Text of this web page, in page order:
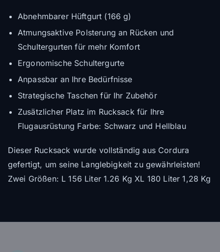
Abnehmbarer Hüftgurt (166 g)
Atmungsaktive Polsterung an Rücken und
Schultergurten für mehr Komfort
Ergonomische Schultergurte
Anpassbar an Ihre Bedürfnisse
Strategische Taschen für Ihr Zubehör
Zusätzlicher Platz im Rucksack für Ihre
Flugausrüstung Farbe: Schwarz und Hellblau
Dieser Rucksack wurde vollständig aus Cordura
gefertigt, um seine Langlebigkeit zu gewährleisten!
Zwei Größen: L 156 Liter 1.26 Kg XL 180 Liter 1,28 Kg